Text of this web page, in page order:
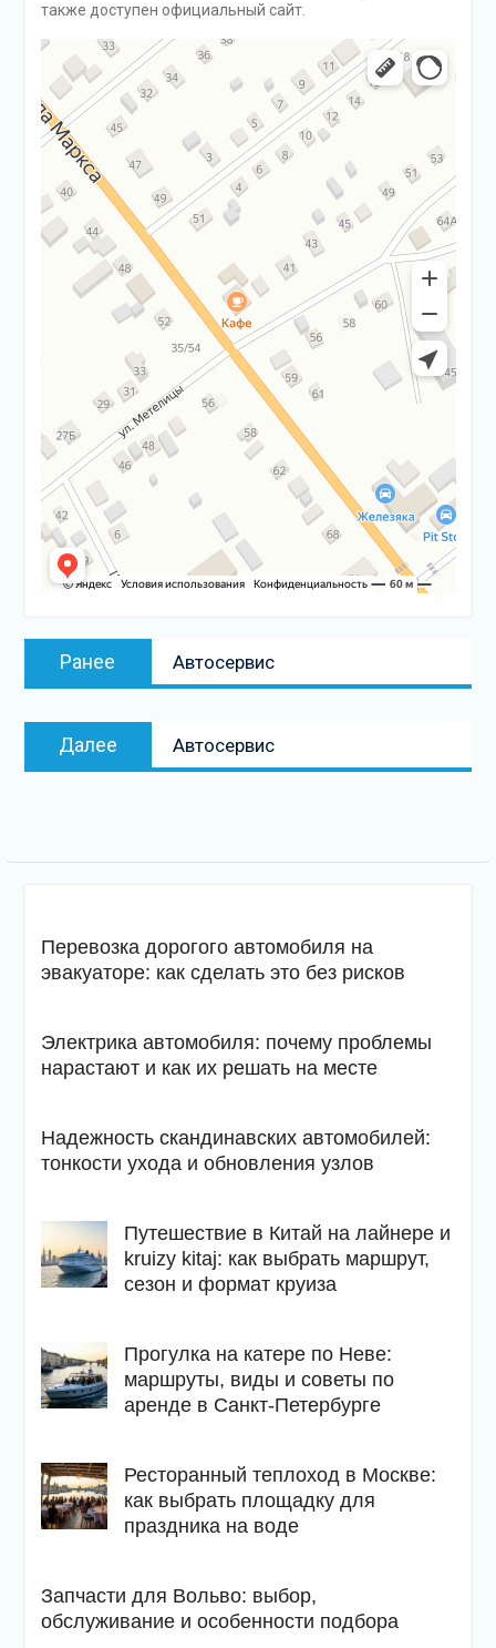
также доступен официальный сайт.
Навигация
Ранее
Предыдущая
запись:
Автосервис
Далее
Следующая
запись
Автосервис
Перевозка дорогого автомобиля на
эвакуаторе: как сделать это без рисков
Электрика автомобиля: почему проблемы
нарастают и как их решать на месте
Надежность скандинавских автомобилей:
тонкости ухода и обновления узлов
Путешествие в Китай на лайнере и
kruizy kitaj: как выбрать маршрут,
сезон и формат круиза
Прогулка на катере по Неве:
маршруты, виды и советы по
аренде в Санкт-Петербурге
Ресторанный теплоход в Москве:
как выбрать площадку для
праздника на воде
Запчасти для Вольво: выбор,
обслуживание и особенности подбора